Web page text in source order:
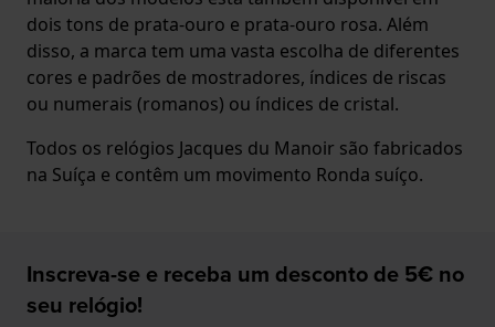
dois tons de prata-ouro e prata-ouro rosa. Além
disso, a marca tem uma vasta escolha de diferentes
cores e padrões de mostradores, índices de riscas
ou numerais (romanos) ou índices de cristal.
Todos os relógios Jacques du Manoir são fabricados
na Suíça e contêm um movimento Ronda suíço.
Inscreva-se e receba um desconto de 5€ no
seu relógio!